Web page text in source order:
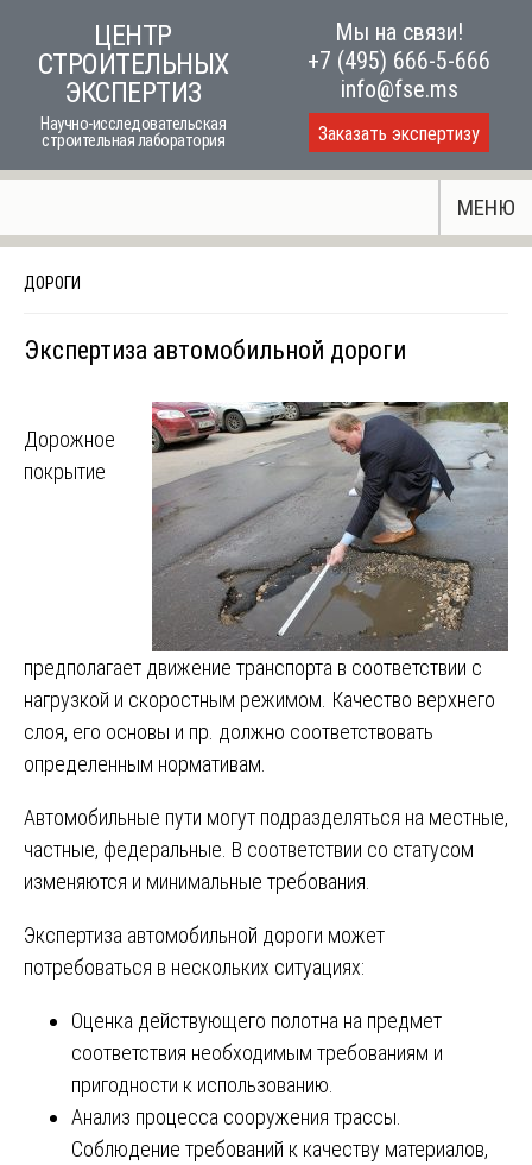
content
ЦЕНТР
СТРОИТЕЛЬНЫХ
ЭКСПЕРТИЗ
Научно-исследовательская
строительная лаборатория
Мы на связи!
+7 (495) 666-5-666
info@fse.ms
Заказать экспертизу
МЕНЮ
ДОРОГИ
Экспертиза автомобильной дороги
Дорожное
покрытие
предполагает движение транспорта в соответствии с
нагрузкой и скоростным режимом. Качество верхнего
слоя, его основы и пр. должно соответствовать
определенным нормативам.
Автомобильные пути могут подразделяться на местные,
частные, федеральные. В соответствии со статусом
изменяются и минимальные требования.
Экспертиза автомобильной дороги может
потребоваться в нескольких ситуациях:
Оценка действующего полотна на предмет
соответствия необходимым требованиям и
пригодности к использованию.
Анализ процесса сооружения трассы.
Соблюдение требований к качеству материалов,